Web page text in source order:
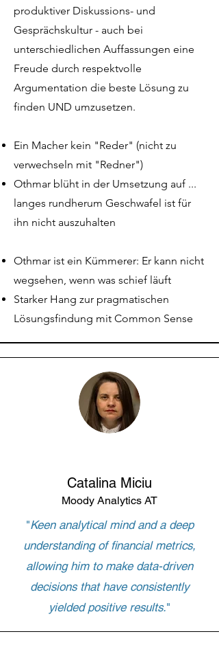
produktiver Diskussions- und
Gesprächskultur - auch bei
unterschiedlichen Auffassungen eine
Freude durch respektvolle
Argumentation die beste Lösung zu
finden UND umzusetzen.
Ein Macher kein "Reder" (nicht zu
verwechseln mit "Redner")
Othmar blüht in der Umsetzung auf ...
langes rundherum Geschwafel ist für
ihn nicht auszuhalten
Othmar ist ein Kümmerer: Er kann nicht
wegsehen, wenn was schief läuft
Starker Hang zur pragmatischen
Lösungsfindung mit Common Sense
Catalina Miciu
Moody Analytics AT
"Keen analytical mind and a deep
understanding of financial metrics,
allowing him to make data-driven
decisions that have consistently
yielded positive results."